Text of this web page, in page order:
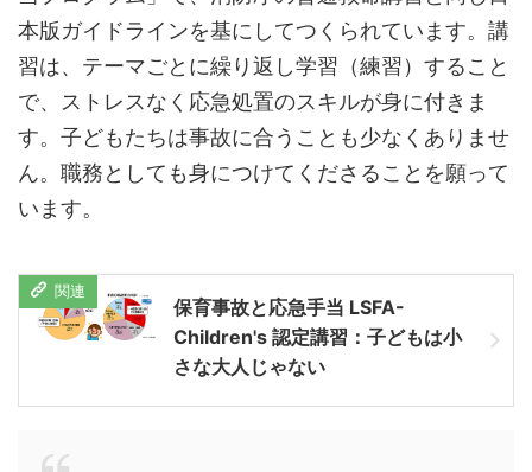
本版ガイドラインを基にしてつくられています。講
習は、テーマごとに繰り返し学習（練習）すること
で、ストレスなく応急処置のスキルが身に付きま
す。子どもたちは事故に合うことも少なくありませ
ん。職務としても身につけてくださることを願って
います。
保育事故と応急手当 LSFA-
Children's 認定講習：子どもは小
さな大人じゃない